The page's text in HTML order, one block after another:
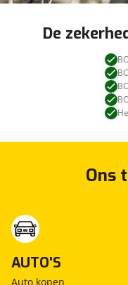
De
Ons
AUTO'S
Auto kopen